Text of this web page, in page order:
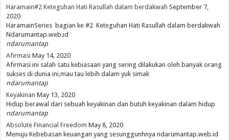
Haramain#2 Keteguhan Hati Rasullah dalam berdakwah September 7,
2020
HaramainSeries bagian ke #2 Keteguhan Hati Rasullah dalam berdakwah
Ndarumantap.web.id
ndarumantap
Afirmasi May 14, 2020
Afirmasi ini salah satu kebiasaan yang sering dilakukan oleh banyak orang
sukses di dunia ini,mau tau lebih dalam yuk simak
ndarumantap
Keyakinan May 13, 2020
Hidup berawal dari sebuah keyakinan dan butuh keyakinan dalam hidup
ndarumantap
Absolute Financial Freedom May 8, 2020
Menuju Kebebasan keuangan yang sesunggunhnya ndarumantap.web.id